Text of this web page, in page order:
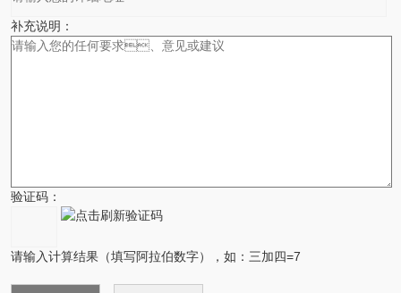
补充说明：
验证码：
请输入计算结果（填写阿拉伯数字），如：三加四=7